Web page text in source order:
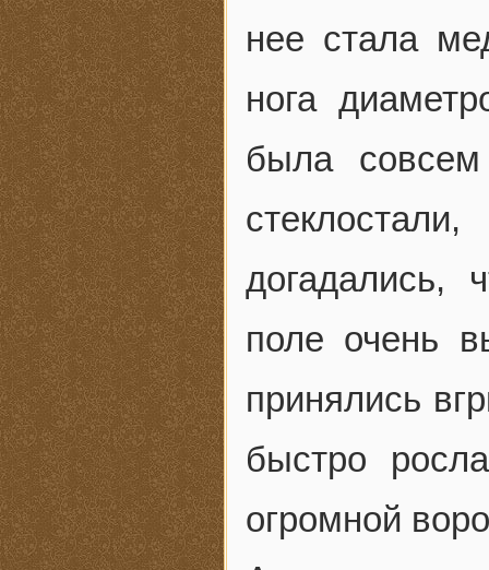
нее стала
нога
была
догадались,
поле очень
принялись
быстро
огромной